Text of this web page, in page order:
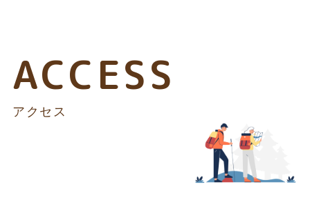
ACCESS
アクセス